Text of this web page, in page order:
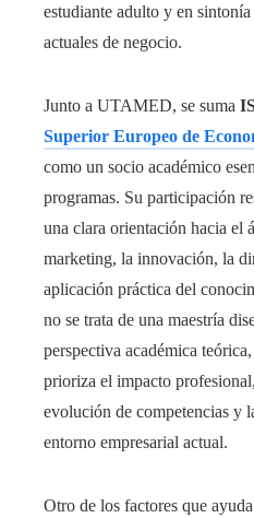
estudiante adulto y en
actuales de negocio.
Junto a UTAMED, se suma
Superior Europeo de
como un socio académico
programas. Su participación
una clara orientación hacia el
marketing, la innovación, la
aplicación práctica del
no se trata de una maestría
perspectiva académica
prioriza el impacto
evolución de competencias y
entorno empresarial actual.
Otro de los factores que